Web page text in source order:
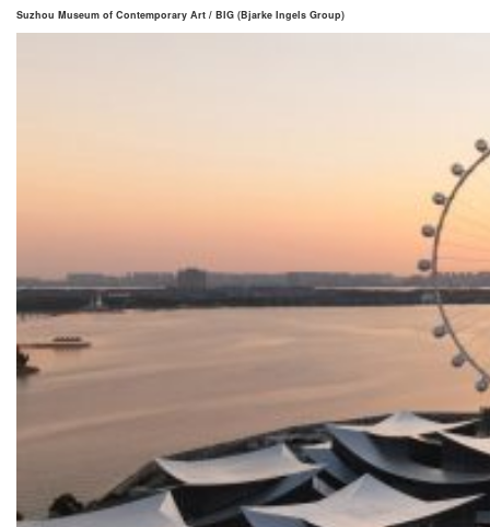
Suzhou Museum of Contemporary Art / BIG (Bjarke Ingels Group)